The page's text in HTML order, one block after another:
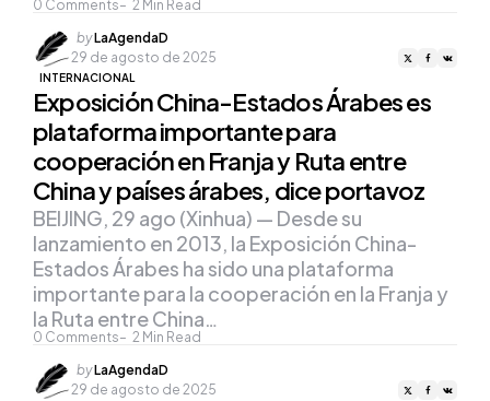
0 Comments 2 Min Read
Posted
by
byLaAgendaD
29 de agosto de 2025
INTERNACIONAL
Exposición China-Estados Árabes es
plataforma importante para
cooperación en Franja y Ruta entre
China y países árabes, dice portavoz
0 Comments 2 Min Read
BEIJING, 29 ago (Xinhua) — Desde su
lanzamiento en 2013, la Exposición China-
Estados Árabes ha sido una plataforma
importante para la cooperación en la Franja y
la Ruta entre China…
Posted
by
byLaAgendaD
29 de agosto de 2025